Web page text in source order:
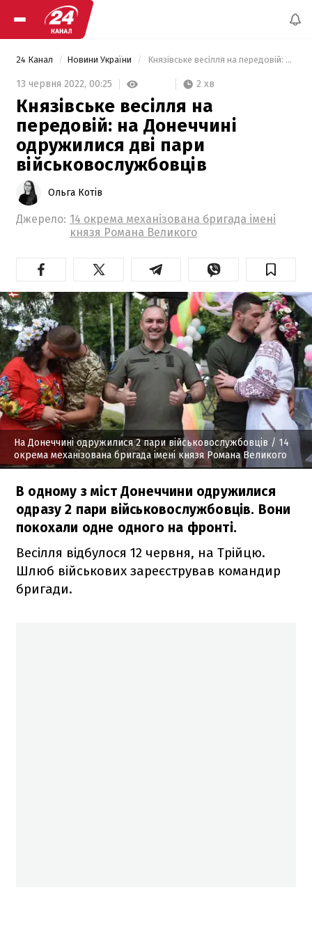
24 Канал Новини України Князівське весілля на передовій: на Донеччині одружилися дві пари військовослужбовців
13 червня 2022, 00:25 2 хв
Князівське весілля на
передовій: на Донеччині
одружилися дві пари
військовослужбовців
Ольга Котів
Джерело: 14 окрема механізована бригада імені
князя Романа Великого
На Донеччині одружилися 2 пари військовослужбовців / 14
окрема механізована бригада імені князя Романа Великого
В одному з міст Донеччини одружилися
одразу 2 пари військовослужбовців. Вони
покохали одне одного на фронті.
Весілля відбулося 12 червня, на Трійцю.
Шлюб військових зареєстрував командир
бригади.